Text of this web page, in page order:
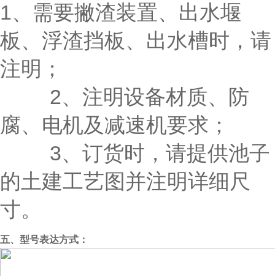
1、需要撇渣装置、出水堰
板、浮渣挡板、出水槽时，请
注明；
2、注明设备材质、防
腐、电机及减速机要求；
3、订货时，请提供池子
的土建工艺图并注明详细尺
寸。
五、型号表达方式：